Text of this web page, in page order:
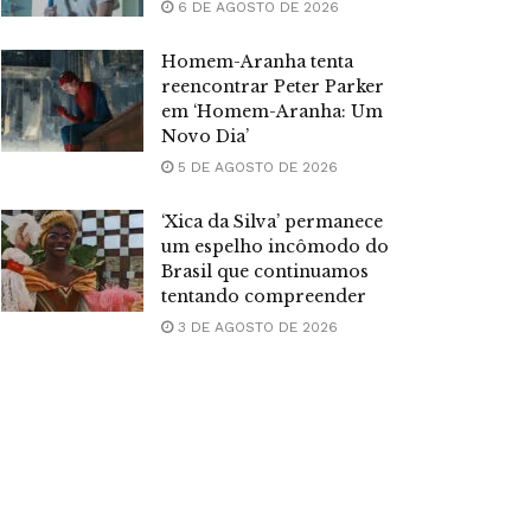
6 DE AGOSTO DE 2026
Homem-Aranha tenta
reencontrar Peter Parker
em ‘Homem-Aranha: Um
Novo Dia’
5 DE AGOSTO DE 2026
‘Xica da Silva’ permanece
um espelho incômodo do
Brasil que continuamos
tentando compreender
3 DE AGOSTO DE 2026